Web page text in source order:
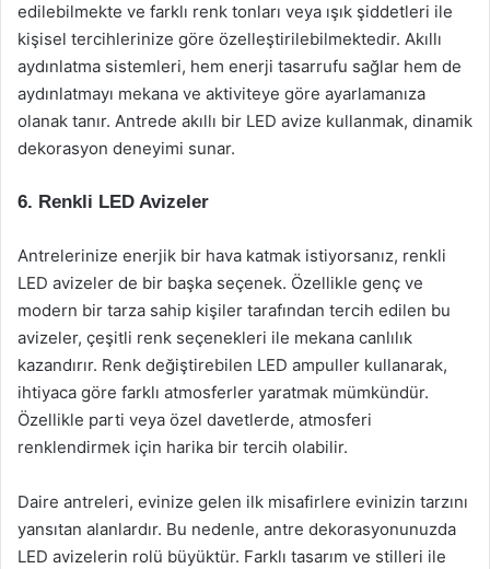
edilebilmekte ve farklı renk tonları veya ışık şiddetleri ile
kişisel tercihlerinize göre özelleştirilebilmektedir. Akıllı
aydınlatma sistemleri, hem enerji tasarrufu sağlar hem de
aydınlatmayı mekana ve aktiviteye göre ayarlamanıza
olanak tanır. Antrede akıllı bir LED avize kullanmak, dinamik
dekorasyon deneyimi sunar.
6. Renkli LED Avizeler
Antrelerinize enerjik bir hava katmak istiyorsanız, renkli
LED avizeler de bir başka seçenek. Özellikle genç ve
modern bir tarza sahip kişiler tarafından tercih edilen bu
avizeler, çeşitli renk seçenekleri ile mekana canlılık
kazandırır. Renk değiştirebilen LED ampuller kullanarak,
ihtiyaca göre farklı atmosferler yaratmak mümkündür.
Özellikle parti veya özel davetlerde, atmosferi
renklendirmek için harika bir tercih olabilir.
Daire antreleri, evinize gelen ilk misafirlere evinizin tarzını
yansıtan alanlardır. Bu nedenle, antre dekorasyonunuzda
LED avizelerin rolü büyüktür. Farklı tasarım ve stilleri ile